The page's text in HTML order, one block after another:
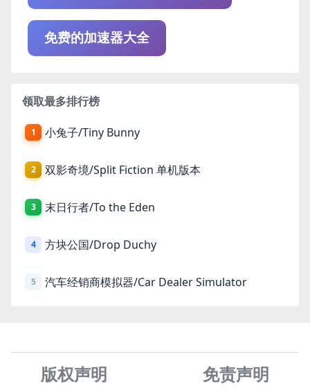
免费的加速器大全
领取最多排行榜
1 小兔子/Tiny Bunny
2 双影奇境/Split Fiction 单机版本
3 末日行者/To the Eden
4 方块公国/Drop Duchy
5 汽车经销商模拟器/Car Dealer Simulator
版权声明 免责声明